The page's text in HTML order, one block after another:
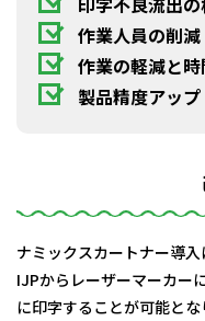
作業人員の削減
作業の軽減と
製品精度アップ
ナミックスカートナー導
IJPからレーザーマーカー
に印字することが可能と